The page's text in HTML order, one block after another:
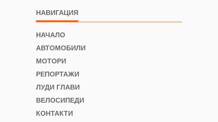
НАВИГАЦИЯ
НАЧАЛО
АВТОМОБИЛИ
МОТОРИ
РЕПОРТАЖИ
ЛУДИ ГЛАВИ
ВЕЛОСИПЕДИ
КОНТАКТИ